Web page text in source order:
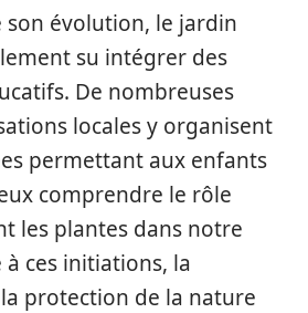
son évolution, le jardin
su intégrer des
De nombreuses
locales y organisent
permettant aux enfants
comprendre le rôle
les plantes dans notre
ces initiations, la
protection de la nature